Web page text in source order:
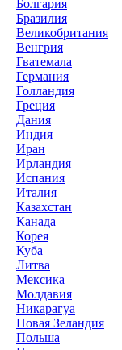
Болгария
Бразилия
Великобритания
Венгрия
Гватемала
Германия
Голландия
Греция
Дания
Индия
Иран
Ирландия
Испания
Италия
Казахстан
Канада
Корея
Куба
Литва
Мексика
Молдавия
Никарагуа
Новая Зеландия
Польша